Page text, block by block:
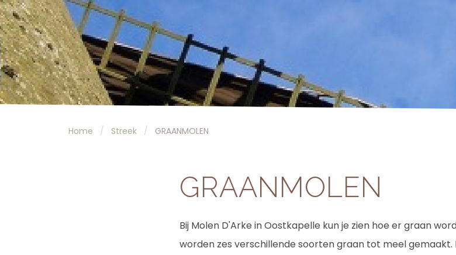
Home Streek GRAANMOLEN
GRAANMOLEN
Bij Molen D'Arke in Oostkapelle kun je zien hoe er graan
worden zes verschillende soorten graan tot meel